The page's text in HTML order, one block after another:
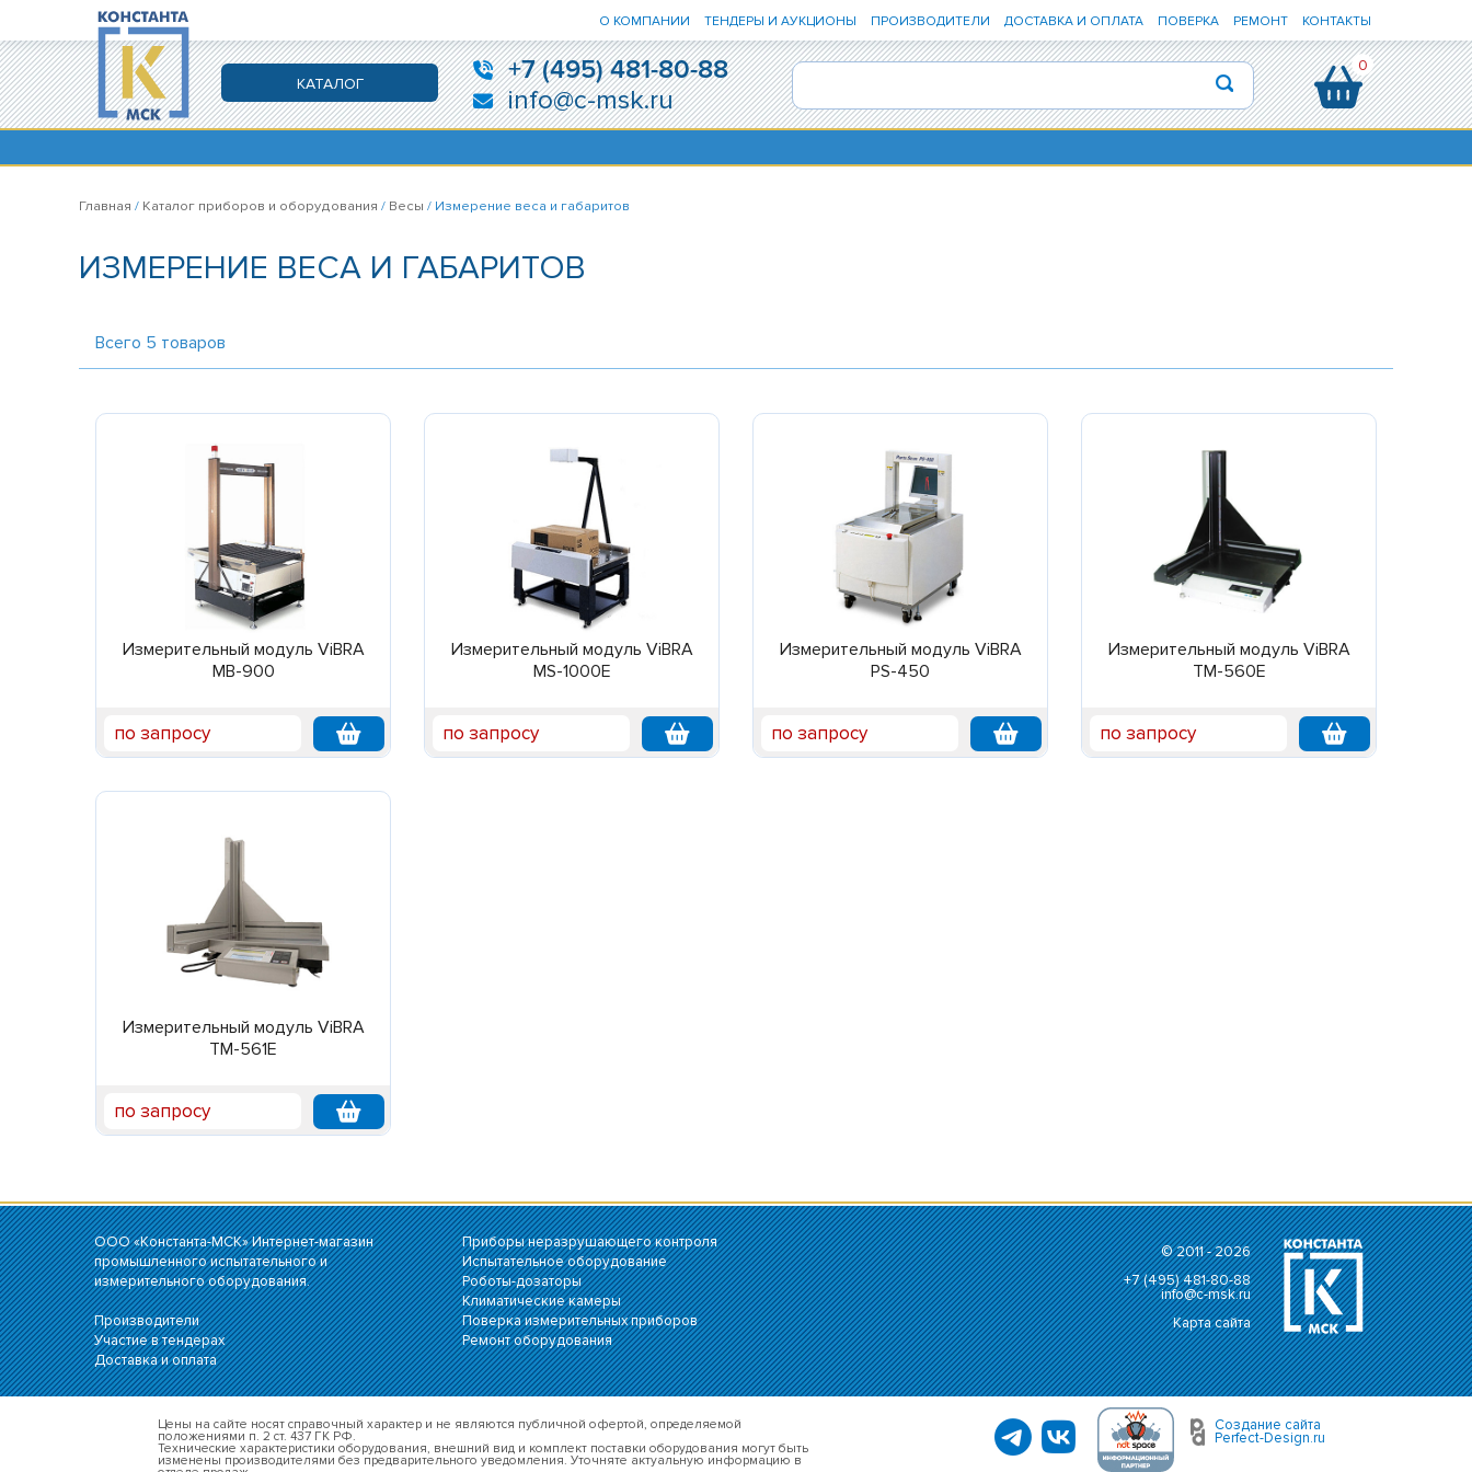
О КОМПАНИИ ТЕНДЕРЫ И АУКЦИОНЫ ПРОИЗВОДИТЕЛИ ДОСТАВКА И ОПЛАТА ПОВЕРКА РЕМОНТ КОНТАКТЫ
КАТАЛОГ
+7 (495) 481-80-88
info@c-msk.ru
0
Главная / Каталог приборов и оборудования / Весы / Измерение веса и габаритов
ИЗМЕРЕНИЕ ВЕСА И ГАБАРИТОВ
Всего 5 товаров
Измерительный модуль ViBRA
MB-900
по запросу
Измерительный модуль ViBRA
MS-1000E
по запросу
Измерительный модуль ViBRA
PS-450
по запросу
Измерительный модуль ViBRA
TM-560E
по запросу
Измерительный модуль ViBRA
TM-561E
по запросу
ООО «Константа-МСК» Интернет-магазин
промышленного испытательного и
измерительного оборудования.
Производители
Участие в тендерах
Доставка и оплата
Приборы неразрушающего контроля
Испытательное оборудование
Роботы-дозаторы
Климатические камеры
Поверка измерительных приборов
Ремонт оборудования
© 2011 - 2026
+7 (495) 481-80-88
info@c-msk.ru
Карта сайта
Цены на сайте носят справочный характер и не являются публичной офертой, определяемой
положениями п. 2 ст. 437 ГК РФ.
Технические характеристики оборудования, внешний вид и комплект поставки оборудования могут быть
изменены производителями без предварительного уведомления. Уточняте актуальную информацию в
Создание сайта
Perfect-Design.ru